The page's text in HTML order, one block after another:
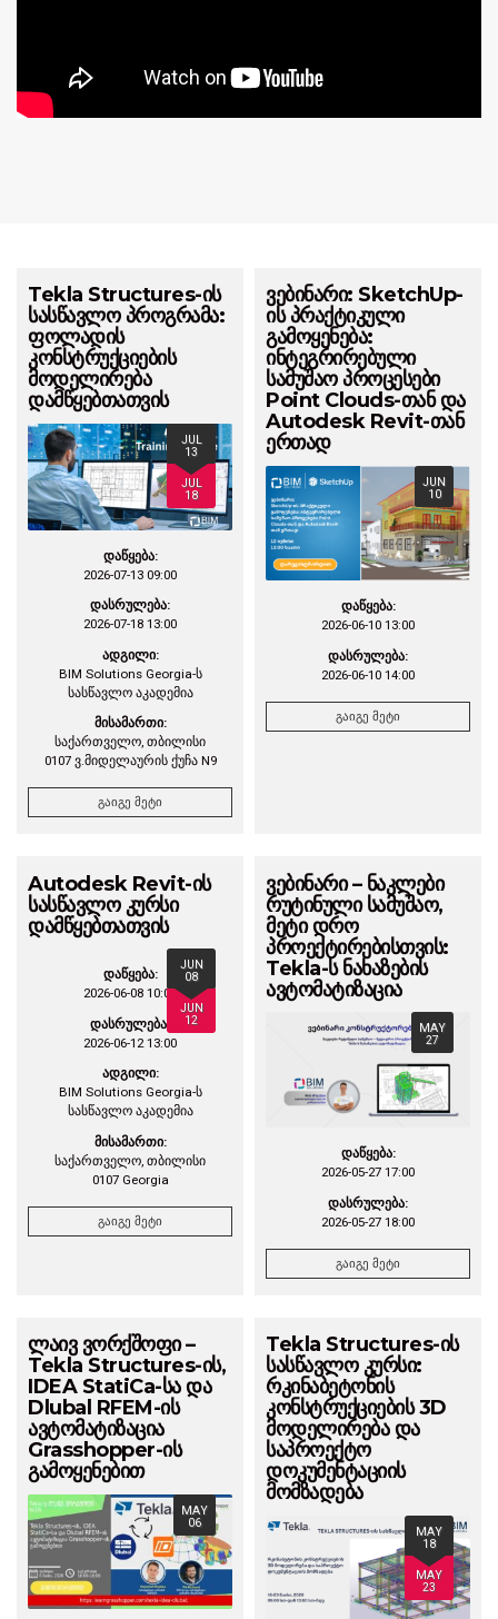
Tekla Structures-ის
სასწავლო პროგრამა:
ფოლადის
კონსტრუქციების
მოდელირება
დამწყებთათვის
JUL
13
JUL
18
დაწყება:
2026-07-13 09:00
დასრულება:
2026-07-18 13:00
ადგილი:
BIM Solutions Georgia-ს
სასწავლო აკადემია
მისამართი:
საქართველო, თბილისი
0107 ვ.მიდელაურის ქუჩა N9
გაიგე მეტი
ვებინარი: SketchUp-
ის პრაქტიკული
გამოყენება:
ინტეგრირებული
სამუშაო პროცესები
Point Clouds-თან და
Autodesk Revit-თან
ერთად
JUN
10
დაწყება:
2026-06-10 13:00
დასრულება:
2026-06-10 14:00
გაიგე მეტი
Autodesk Revit-ის
სასწავლო კურსი
დამწყებთათვის
JUN
08
JUN
12
დაწყება:
2026-06-08 10:00
დასრულება:
2026-06-12 13:00
ადგილი:
BIM Solutions Georgia-ს
სასწავლო აკადემია
მისამართი:
საქართველო, თბილისი
0107 Georgia
გაიგე მეტი
ვებინარი – ნაკლები
რუტინული სამუშაო,
მეტი დრო
პროექტირებისთვის:
Tekla-ს ნახაზების
ავტომატიზაცია
MAY
27
დაწყება:
2026-05-27 17:00
დასრულება:
2026-05-27 18:00
გაიგე მეტი
ლაივ ვორქშოფი –
Tekla Structures-ის,
IDEA StatiCa-სა და
Dlubal RFEM-ის
ავტომატიზაცია
Grasshopper-ის
გამოყენებით
MAY
06
Tekla Structures-ის
სასწავლო კურსი:
რკინაბეტონის
კონსტრუქციების 3D
მოდელირება და
საპროექტო
დოკუმენტაციის
მომზადება
MAY
18
MAY
23